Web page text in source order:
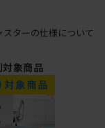
スターの仕様について
象商品